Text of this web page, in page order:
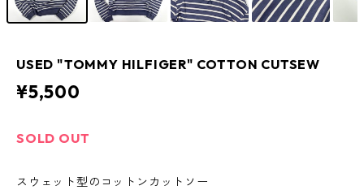
USED "TOMMY HILFIGER" COTTON CUTSEW
¥5,500
SOLD OUT
スウェット型のコットンカットソー